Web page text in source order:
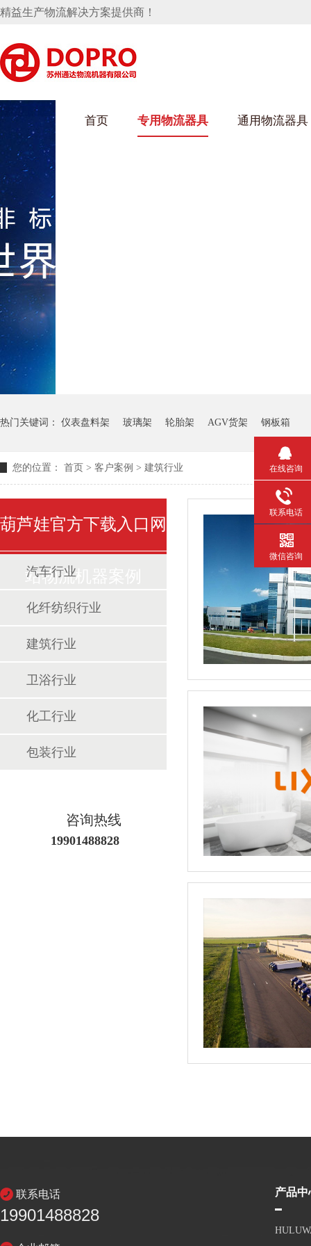
精益生产物流解决方案提供商！
首页 专用物流器具
葫芦娃短视频APP安装下载进入架
丝车/纺丝车
通用物流器具
乌龟车/平台车
钢板箱
货架系统
化纤纺织行业
化工行业
热门关键词： 仪表盘料架 玻璃架 轮胎架 AGV货架 钢板箱
您的位置： 首页 > 客户案例 > 建筑行业
葫芦娃官方下载入口网
站物流机器案例
汽车行业
化纤纺织行业
建筑行业
卫浴行业
化工行业
包装行业
咨询热线
19901488828
联系电话
19901488828
产品中
在线咨询
联系电话
微信咨询